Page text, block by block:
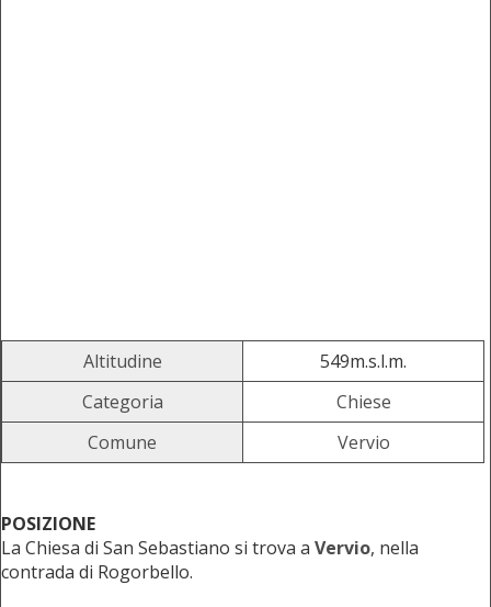
Altitudine
549m.s.l.m.
Categoria
Chiese
Comune
Vervio
POSIZIONE
La Chiesa di San Sebastiano si trova a Vervio, nella
contrada di Rogorbello.